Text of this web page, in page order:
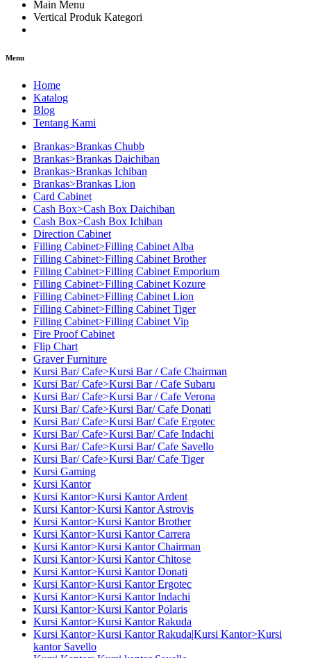
Main Menu
Vertical Produk Kategori
Menu
Home
Katalog
Blog
Tentang Kami
Brankas>Brankas Chubb
Brankas>Brankas Daichiban
Brankas>Brankas Ichiban
Brankas>Brankas Lion
Card Cabinet
Cash Box>Cash Box Daichiban
Cash Box>Cash Box Ichiban
Direction Cabinet
Filling Cabinet>Filling Cabinet Alba
Filling Cabinet>Filling Cabinet Brother
Filling Cabinet>Filling Cabinet Emporium
Filling Cabinet>Filling Cabinet Kozure
Filling Cabinet>Filling Cabinet Lion
Filling Cabinet>Filling Cabinet Tiger
Filling Cabinet>Filling Cabinet Vip
Fire Proof Cabinet
Flip Chart
Graver Furniture
Kursi Bar/ Cafe>Kursi Bar / Cafe Chairman
Kursi Bar/ Cafe>Kursi Bar / Cafe Subaru
Kursi Bar/ Cafe>Kursi Bar / Cafe Verona
Kursi Bar/ Cafe>Kursi Bar/ Cafe Donati
Kursi Bar/ Cafe>Kursi Bar/ Cafe Ergotec
Kursi Bar/ Cafe>Kursi Bar/ Cafe Indachi
Kursi Bar/ Cafe>Kursi Bar/ Cafe Savello
Kursi Bar/ Cafe>Kursi Bar/ Cafe Tiger
Kursi Gaming
Kursi Kantor
Kursi Kantor>Kursi Kantor Ardent
Kursi Kantor>Kursi Kantor Astrovis
Kursi Kantor>Kursi Kantor Brother
Kursi Kantor>Kursi Kantor Carrera
Kursi Kantor>Kursi Kantor Chairman
Kursi Kantor>Kursi Kantor Chitose
Kursi Kantor>Kursi Kantor Donati
Kursi Kantor>Kursi Kantor Ergotec
Kursi Kantor>Kursi Kantor Indachi
Kursi Kantor>Kursi Kantor Polaris
Kursi Kantor>Kursi Kantor Rakuda
Kursi Kantor>Kursi Kantor Rakuda|Kursi Kantor>Kursi
kantor Savello